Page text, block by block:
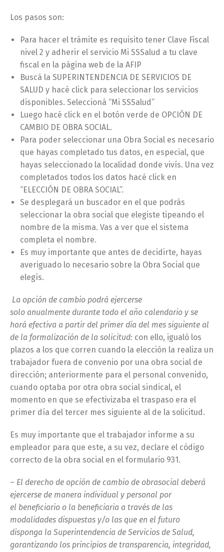
Los pasos son:
Para hacer el trámite es requisito tener Clave Fiscal
nivel 2 y adherir el servicio Mi SSSalud a tu clave
fiscal en la página web de la AFIP
Buscá la SUPERINTENDENCIA DE SERVICIOS DE
SALUD y hacé click para seleccionar los servicios
disponibles. Seleccioná “Mi SSSalud”
Luego hacé click en el botón verde de OPCIÓN DE
CAMBIO DE OBRA SOCIAL.
Para poder seleccionar una Obra Social es necesario
que hayas completado tus datos, en especial, que
hayas seleccionado la localidad donde vivís. Una vez
completados todos los datos hacé click en
“ELECCIÓN DE OBRA SOCIAL”.
Se desplegará un buscador en el que podrás
seleccionar la obra social que elegiste tipeando el
nombre de la misma. Vas a ver que el sistema
completa el nombre.
Es muy importante que antes de decidirte, hayas
averiguado lo necesario sobre la Obra Social que
elegís.
La opción de cambio podrá ejercerse
solo anualmente durante todo el año calendario y se
hará efectiva a partir del primer día del mes siguiente al
de la formalización de la solicitud: con ello, igualó los
plazos a los que corren cuando la elección la realiza un
trabajador fuera de convenio por una obra social de
dirección; anteriormente para el personal convenido,
cuando optaba por otra obra social sindical, el
momento en que se efectivizaba el traspaso era el
primer día del tercer mes siguiente al de la solicitud.
Es muy importante que el trabajador informe a su
empleador para que este, a su vez, declare el código
correcto de la obra social en el formulario 931.
– El derecho de opción de cambio de obrasocial deberá
ejercerse de manera individual y personal por
el beneficiario o la beneficiaria a través de las
modalidades dispuestas y/o las que en el futuro
disponga la Superintendencia de Servicios de Salud,
garantizando los principios de transparencia, integridad,